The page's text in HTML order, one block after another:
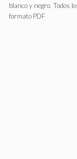
blanco y negro. Todos
formato PDF